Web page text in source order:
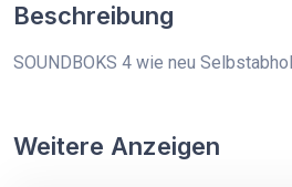
Beschreibung
SOUNDBOKS 4 wie neu
Weitere Anzeigen